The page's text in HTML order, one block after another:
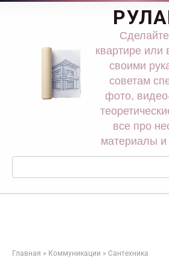
Перейти
квартире или
своими
советам
фото,
все про
материалы и
Поиск:
Главная » Коммуникации » Сантехника